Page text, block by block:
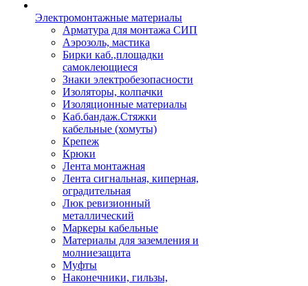
Электромонтажные материалы
Арматура для монтажа СИП
Аэрозоль, мастика
Бирки каб.,площадки
самоклеющиеся
Знаки электробезопасности
Изоляторы, колпачки
Изоляционные материалы
Каб.бандаж.Стяжки
кабельные (хомуты)
Крепеж
Крюки
Лента монтажная
Лента сигнальная, киперная,
оградительная
Люк ревизионный
металлический
Маркеры кабельные
Материалы для заземления и
молниезащита
Муфты
Наконечники, гильзы,